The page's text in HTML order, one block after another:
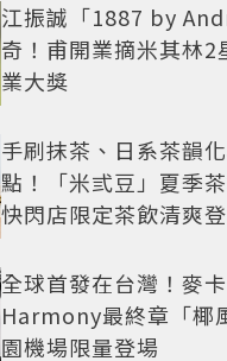
江振誠「1887 by
奇！甫開業摘米其林2
業大獎
手刷抹茶、日系茶韻
點！「米弎豆」夏季
快閃店限定茶飲清爽
全球首發在台灣！麥
Harmony最終章「椰
園機場限量登場